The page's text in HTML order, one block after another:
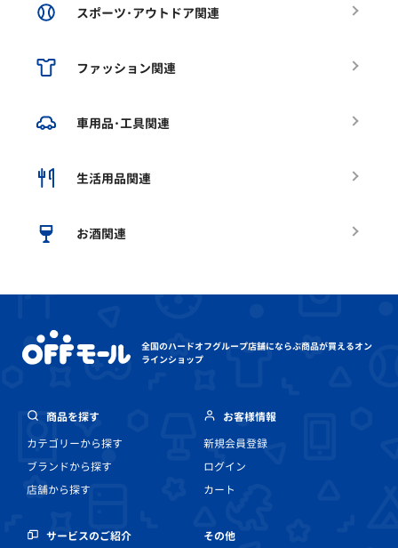
スポーツ･アウトドア関連
ファッション関連
車用品･工具関連
生活用品関連
お酒関連
全国のハードオフグループ店舗にならぶ商品が買えるオン
ラインショップ
商品を探す
カテゴリーから探す
ブランドから探す
店舗から探す
お客様情報
新規会員登録
ログイン
カート
サービスのご紹介 その他